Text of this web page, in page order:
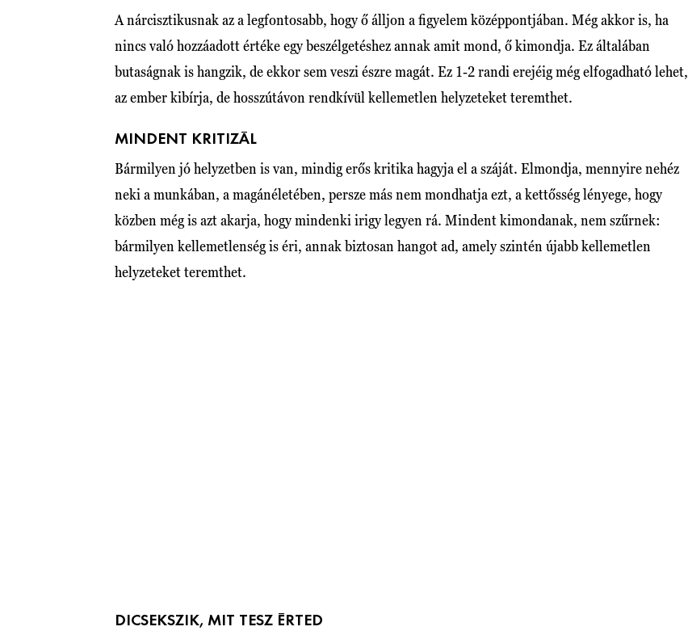
A nárcisztikusnak az a legfontosabb, hogy ő álljon a figyelem középpontjában. Még akkor is, ha
nincs való hozzáadott értéke egy beszélgetéshez annak amit mond, ő kimondja. Ez általában
butaságnak is hangzik, de ekkor sem veszi észre magát. Ez 1-2 randi erejéig még elfogadható lehet,
az ember kibírja, de hosszútávon rendkívül kellemetlen helyzeteket teremthet.
MINDENT KRITIZÁL
Bármilyen jó helyzetben is van, mindig erős kritika hagyja el a száját. Elmondja, mennyire nehéz
neki a munkában, a magánéletében, persze más nem mondhatja ezt, a kettősség lényege, hogy
közben még is azt akarja, hogy mindenki irigy legyen rá. Mindent kimondanak, nem szűrnek:
bármilyen kellemetlenség is éri, annak biztosan hangot ad, amely szintén újabb kellemetlen
helyzeteket teremthet.
DICSEKSZIK, MIT TESZ ÉRTED